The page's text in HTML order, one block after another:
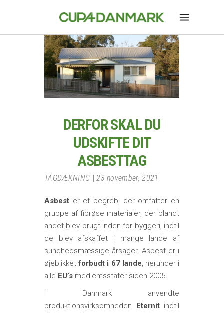
DERFOR SKAL DU
UDSKIFTE DIT
ASBESTTAG
TAGDÆKNING 23 november, 2021
Asbest er et begreb, der omfatter en
gruppe af fibrøse materialer, der blandt
andet blev brugt inden for byggeri, indtil
de blev afskaffet i mange lande af
sundhedsmæssige årsager. Asbest er i
øjeblikketforbudt i 67 lande, herunder i
alle EU’s medlemsstater siden 2005.
I Danmark anvendte
produktionsvirksomheden Eternitindtil